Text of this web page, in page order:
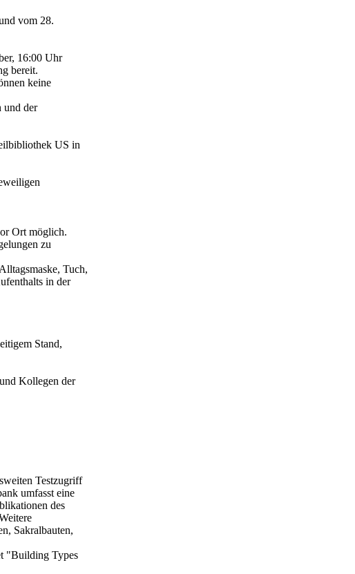
vom 28.
16:00 Uhr
bereit.
keine
und der
US in
Ort möglich.
zu
Tuch,
in der
Stand,
Kollegen der
Testzugriff
umfasst eine
des
Sakralbauten,
"Building Types